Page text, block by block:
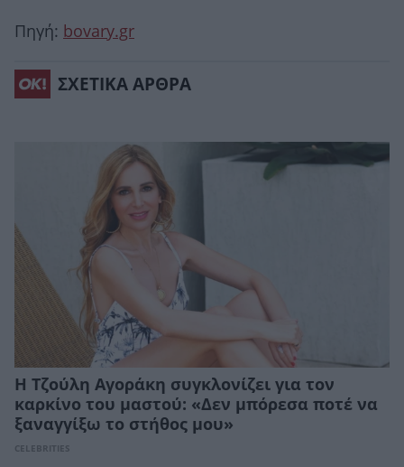
Πηγή: bovary.gr
ΣΧΕΤΙΚΑ ΑΡΘΡΑ
Η Τζούλη Αγοράκη συγκλονίζει για τον
καρκίνο του μαστού: «Δεν μπόρεσα ποτέ να
ξαναγγίξω το στήθος μου»
CELEBRITIES